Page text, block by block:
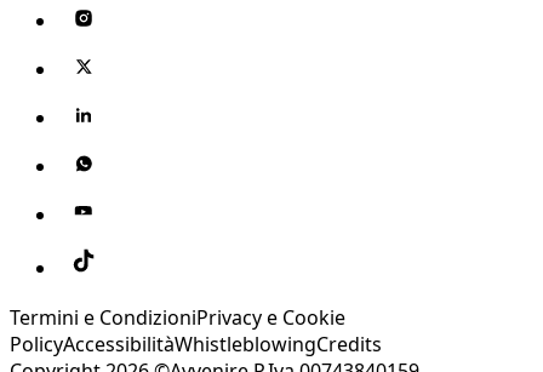
Termini e CondizioniPrivacy e Cookie
PolicyAccessibilitàWhistleblowingCredits